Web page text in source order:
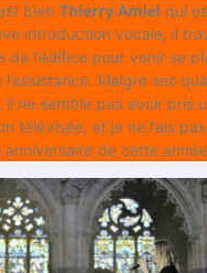
bien Thierry Amiel qui
introduction vocale, il
de l’édifice pour venir se
Malgré ses
il ne semble pas avoir pris
télévisée, et je ne fais
anniversaire de cette